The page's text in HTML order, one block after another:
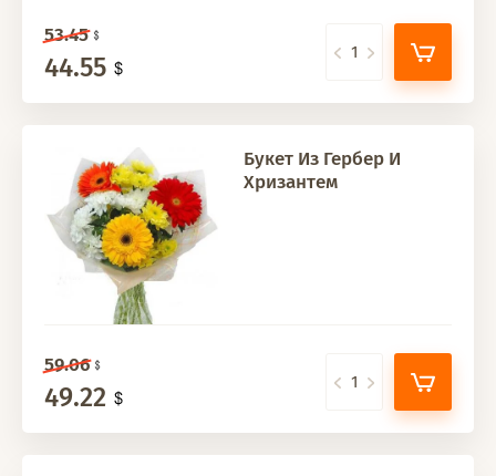
53.45
44.55
Букет Из Гербер И
Хризантем
59.06
49.22